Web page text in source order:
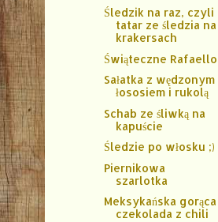
Śledzik na raz, czyli
tatar ze śledzia na
krakersach
Świąteczne Rafaello
Sałatka z wędzonym
łososiem i rukolą
Schab ze śliwką na
kapuście
Śledzie po włosku ;)
Piernikowa
szarlotka
Meksykańska gorąca
czekolada z chili